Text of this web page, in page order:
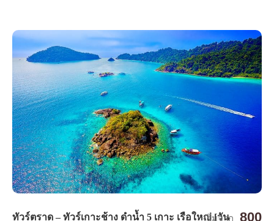
ทัวร์ตราด – ทัวร์เกาะช้าง ดำน้ำ 5 เกาะ เรือใหญ่ [วัน
เริ่มจาก 800